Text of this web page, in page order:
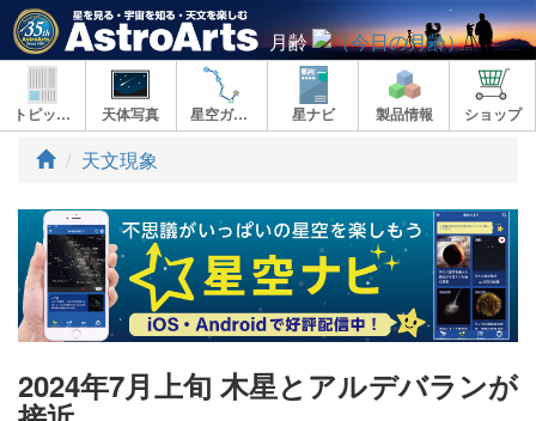
月齢
トピックス 天体写真 星空ガイド 星ナビ 製品情報 ショップ
ト
プ
天文現象
2024年7月上旬 木星とアルデバランが